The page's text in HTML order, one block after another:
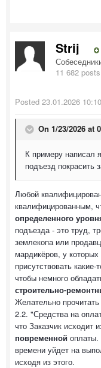
Strij
11 682 posts
Posted 23.01.2026 10:10
On 1/23/2026 at
К примеру написал
подъезд покрасить
Любой
квалифицированным,
определенного
подъезда - это труд,
землекопа или
мардикёров, у
присутствовать
чтобы немного
строительно-
Желательно
2.2. "Средства на
что Заказчик исходит
повременной
времени уйдет на
исходя из этого.